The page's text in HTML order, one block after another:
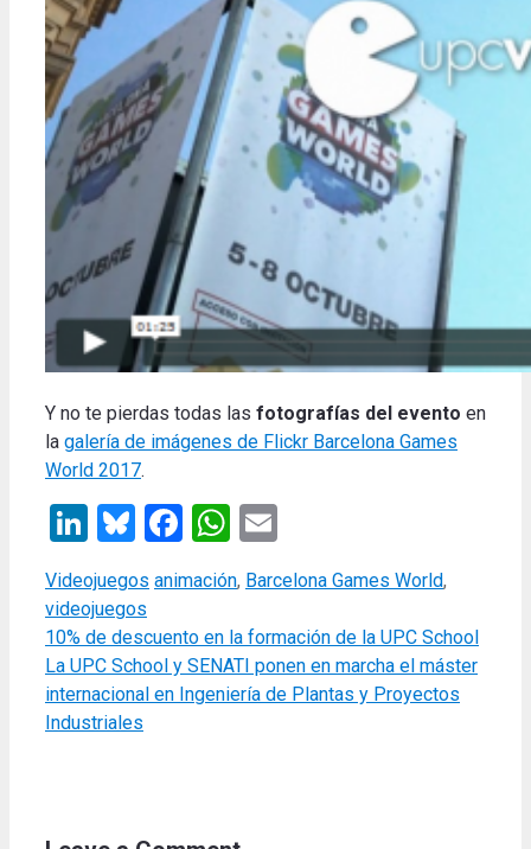
Y no te pierdas todas las fotografías del evento en
la galería de imágenes de Flickr Barcelona Games
World 2017.
LinkedIn
Bluesky
Facebook
WhatsApp
Categories
Videojuegos Tags
animación, Barcelona Games World,
videojuegos
10% de descuento en la formación de la UPC School
La UPC School y SENATI ponen en marcha el máster
internacional en Ingeniería de Plantas y Proyectos
Industriales